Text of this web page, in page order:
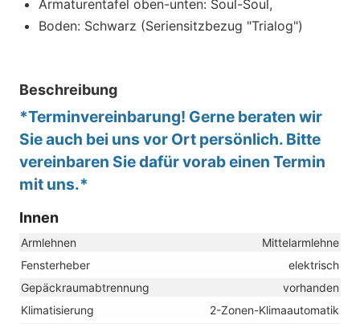
Armaturentafel oben-unten: Soul-Soul,
Boden: Schwarz (Seriensitzbezug "Trialog")
Beschreibung
*Terminvereinbarung! Gerne beraten wir
Sie auch bei uns vor Ort persönlich. Bitte
vereinbaren Sie dafür vorab einen Termin
mit uns.*
Innen
Armlehnen
Mittelarmlehne
Fensterheber
elektrisch
Gepäckraumabtrennung
vorhanden
Klimatisierung
2-Zonen-Klimaautomatik